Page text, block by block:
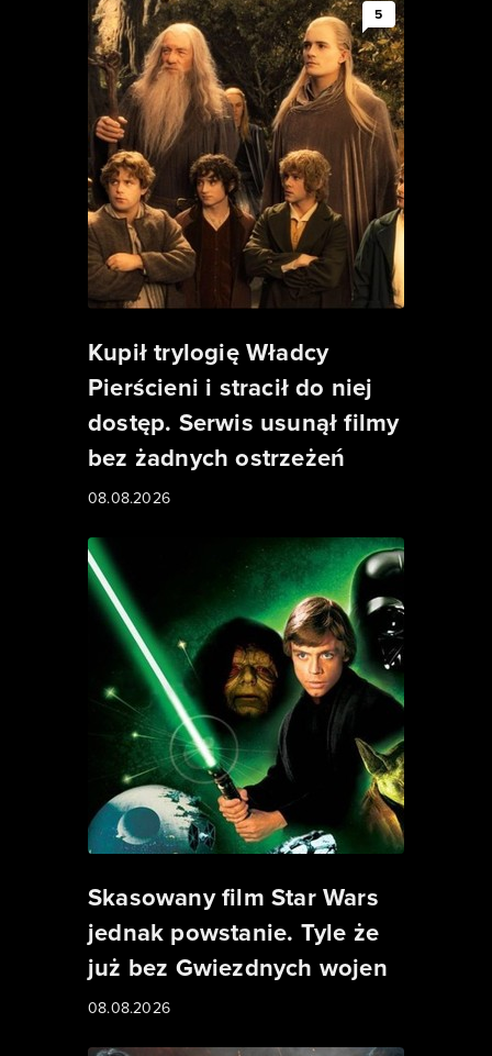
5
Kupił trylogię Władcy
Pierścieni i stracił do niej
dostęp. Serwis usunął filmy
bez żadnych ostrzeżeń
08.08.2026
Skasowany film Star Wars
jednak powstanie. Tyle że
już bez Gwiezdnych wojen
08.08.2026